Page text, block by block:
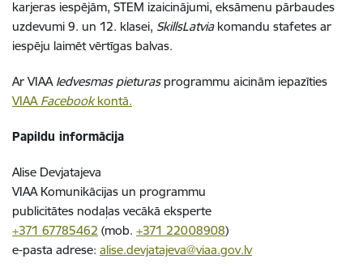
karjeras iespējām, STEM izaicinājumi, eksāmenu pārbaudes
uzdevumi 9. un 12. klasei, SkillsLatviakomandu stafetes ar
iespēju laimēt vērtīgas balvas.
Ar VIAA Iedvesmas pieturasprogrammu aicinām iepazīties
VIAA Facebookkontā.
Papildu informācija
Alise Devjatajeva
VIAA Komunikācijas un programmu
publicitātes nodaļas vecākā eksperte
+371 67785462 (mob. +371 22008908)
e-pasta adrese: alise.devjatajeva@viaa.gov.lv